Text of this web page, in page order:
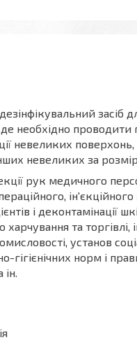
засіб
необхідно
невеликих
невеликих за
рук медичного
і деконтамінації
та
установ
гігієнічних норм і